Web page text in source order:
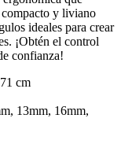
compacto y liviano
ideales para crear
¡Obtén el control
confianza!
cm
13mm, 16mm,